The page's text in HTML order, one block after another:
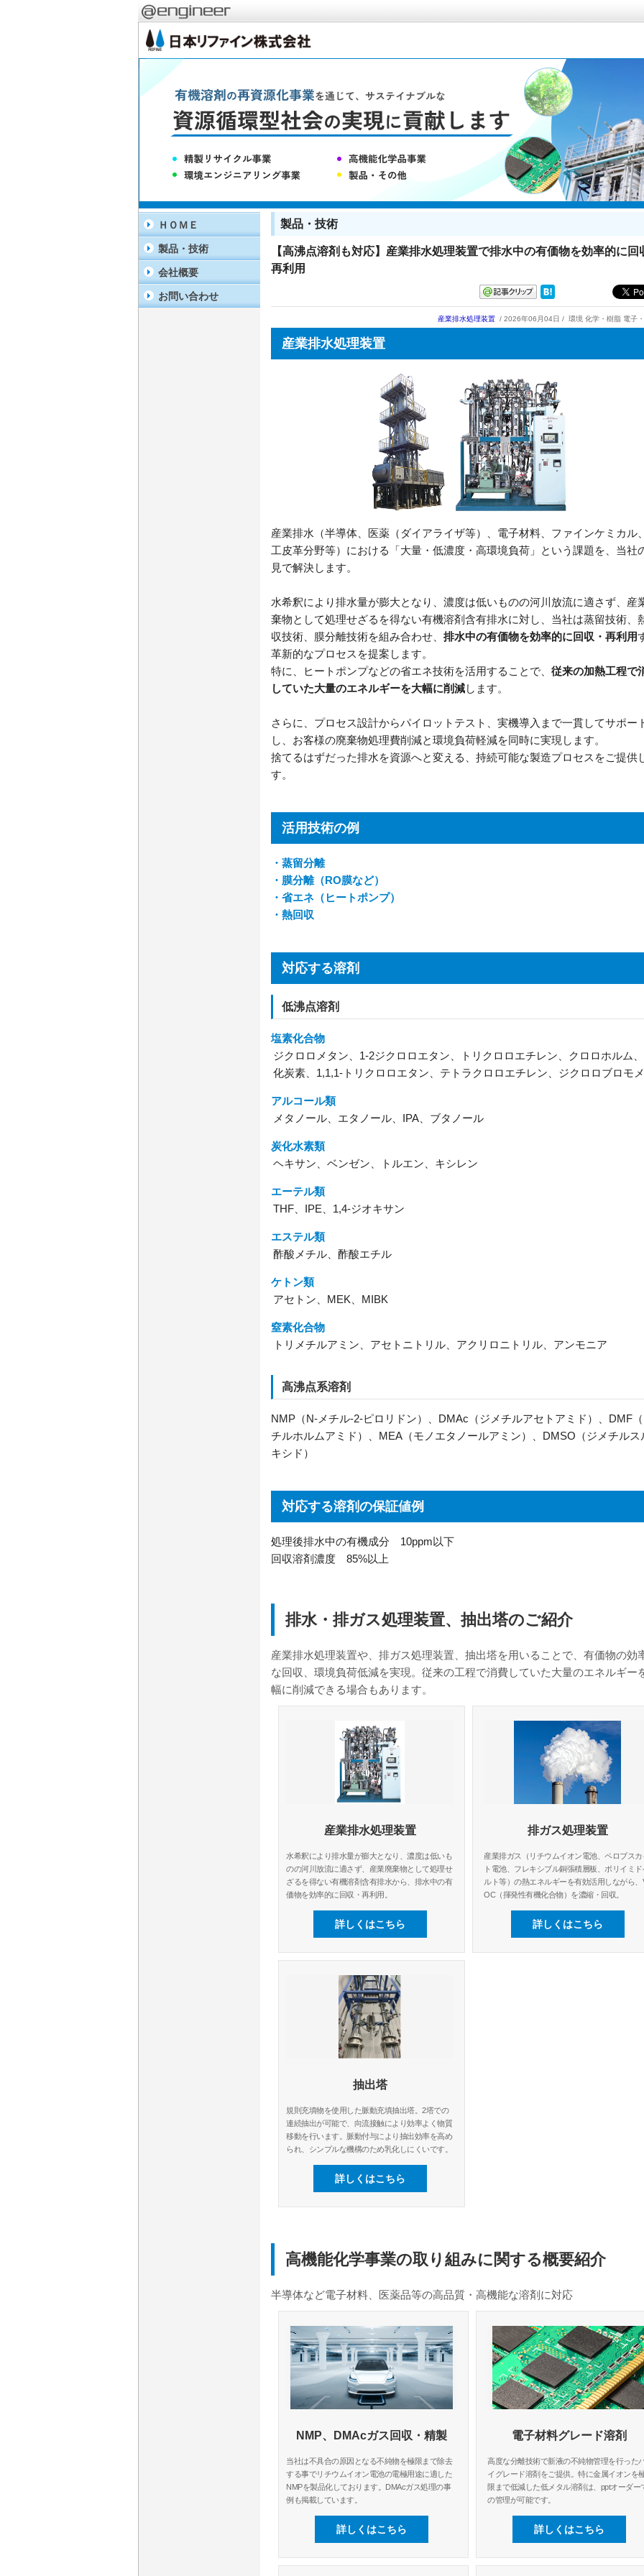
製品・技術
【高沸点溶剤も対応】産業排水処理装置で排水中の有価物を効率的に回
再利用
産業排水処理装置 / 2026年06月04日 / 環境 化学・樹脂 電子
産業排水処理装置
産業排水（半導体、医薬（ダイアライザ等）、電子材料、ファインケミカル
工皮革分野等）における「大量・低濃度・高環境負荷」という課題を、当社
見で解決します。
水希釈により排水量が膨大となり、濃度は低いものの河川放流に適さず、産
棄物として処理せざるを得ない有機溶剤含有排水に対し、当社は蒸留技術、
収技術、膜分離技術を組み合わせ、 排水中の有価物を効率的に回収・再利用
革新的なプロセスを提案します。
特に、ヒートポンプなどの省エネ技術を活用することで、 従来の加熱工程で
していた大量のエネルギーを大幅に削減します。
さらに、プロセス設計からパイロットテスト、実機導入まで一貫してサポー
し、お客様の廃棄物処理費削減と環境負荷軽減を同時に実現します。
捨てるはずだった排水を資源へと変える、持続可能な製造プロセスをご提供
す。
活用技術の例
・蒸留分離
・膜分離（RO膜など）
・省エネ（ヒートポンプ）
・熱回収
対応する溶剤
低沸点溶剤
塩素化合物
ジクロロメタン、1-2ジクロロエタン、トリクロロエチレン、クロロホルム
化炭素、1,1,1-トリクロロエタン、テトラクロロエチレン、ジクロロブロモ
アルコール類
メタノール、エタノール、IPA、ブタノール
炭化水素類
ヘキサン、ベンゼン、トルエン、キシレン
エーテル類
THF、IPE、1,4-ジオキサン
エステル類
酢酸メチル、酢酸エチル
ケトン類
アセトン、MEK、MIBK
窒素化合物
トリメチルアミン、アセトニトリル、アクリロニトリル、アンモニア
高沸点系溶剤
NMP（N-メチル-2-ピロリドン）、DMAc（ジメチルアセトアミド）、DMF（
チルホルムアミド）、MEA（モノエタノールアミン）、DMSO（ジメチルス
キシド）
対応する溶剤の保証値例
処理後排水中の有機成分 10ppm以下
回収溶剤濃度 85%以上
排水・排ガス処理装置、抽出塔のご紹介
産業排水処理装置や、排ガス処理装置、抽出塔を用いることで、有価物の効
な回収、環境負荷低減を実現。従来の工程で消費していた大量のエネルギー
幅に削減できる場合もあります。
産業排水処理装置
水希釈により排水量が膨大となり、濃度は低いも
のの河川放流に適さず、産業廃棄物として処理せ
ざるを得ない有機溶剤含有排水から、排水中の有
価物を効率的に回収・再利用。
詳しくはこちら
排ガス処理装置
産業排ガス（リチウムイオン電池、ペロブスカ
ト電池、フレキシブル銅張積層板、ポリイミド
ルト等）の熱エネルギーを有効活用しながら、
OC（揮発性有機化合物）を濃縮・回収。
詳しくはこちら
抽出塔
規則充填物を使用した脈動充填抽出塔。2塔での
連続抽出が可能で、向流接触により効率よく物質
移動を行います。脈動付与により抽出効率を高め
られ、シンプルな機構のため乳化しにくいです。
詳しくはこちら
高機能化学事業の取り組みに関する概要紹介
半導体など電子材料、医薬品等の高品質・高機能な溶剤に対応
NMP、DMAcガス回収・精製
当社は不具合の原因となる不純物を極限まで除去
する事でリチウムイオン電池の電極用途に適した
NMPを製品化しております。DMAcガス処理の事
例も掲載しています。
詳しくはこちら
電子材料グレード溶剤
高度な分離技術で新液の不純物管理を行った
イグレード溶剤をご提供。特に金属イオンを
限まで低減した低メタル溶剤は、pptオーダー
の管理が可能です。
詳しくはこちら
ＨＯＭＥ
製品・技術
会社概要
お問い合わせ